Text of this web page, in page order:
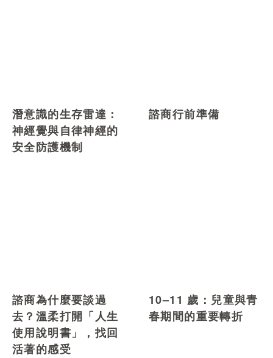
潛意識的生存雷達：
神經覺與自律神經的
安全防護機制
諮商行前準備
諮商為什麼要談過
去？溫柔打開「人生
使用說明書」，找回
活著的感受
10–11 歲：兒童與青
春期間的重要轉折